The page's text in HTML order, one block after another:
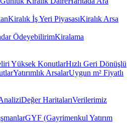
Kiralık İş Yeri PiyasasıKiralık Arsa
ÖdeyebilirimKiralama
Yüksek KonutlarHızlı Geri Dönüşlü
Yatırımlık ArsalarUygun m² Fiyatlı
Değer HaritalarıVerilerimiz
GYF (Gayrimenkul Yatırım